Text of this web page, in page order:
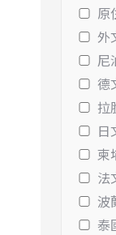
原
外
尼
德
拉
日
柬
法
波
泰